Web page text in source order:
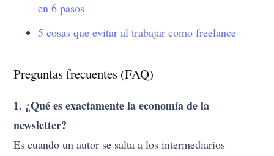
en 6 pasos
5 cosas que evitar al trabajar como freelance
Preguntas frecuentes (FAQ)
1. ¿Qué es exactamente la economía de la
newsletter?
Es cuando un autor se salta a los intermediarios